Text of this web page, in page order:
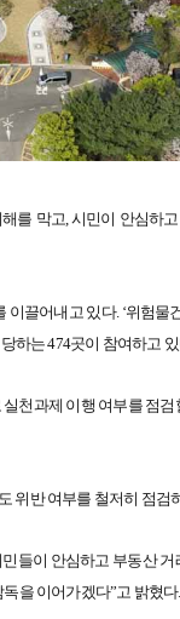
를 막고, 시민이 안심하
끌어내고 있다. ‘위험물
하는 474곳이 참여하고
천과제 이행 여부를 점
위반 여부를 철저히 점검
들이 안심하고 부동산
을 이어가겠다”고 밝혔다.